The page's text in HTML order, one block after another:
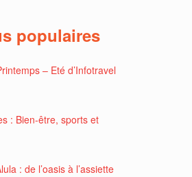
populaires
– Eté d’Infotravel
: Bien-être, sports et
: de l’oasis à l’assiette